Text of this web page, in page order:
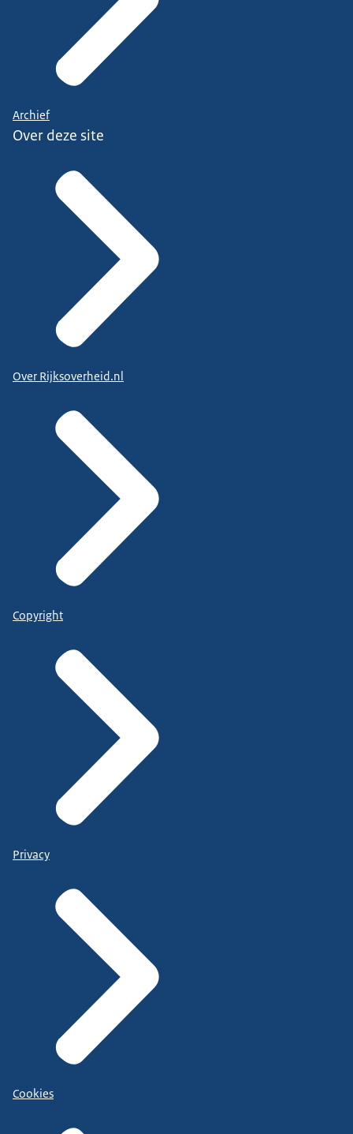
Archief
Over deze site
Over Rijksoverheid.nl
Copyright
Privacy
Cookies